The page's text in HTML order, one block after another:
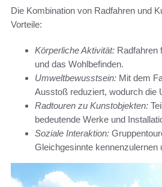
Die Kombination von Radfahren und
Vorteile:
Körperliche Aktivität: Radfahren
und das Wohlbefinden.
Umweltbewusstsein: Mit dem
Ausstoß reduziert, wodurch die
Radtouren zu Kunstobjekten:
bedeutende Werke und
Soziale Interaktion:
Gleichgesinnte